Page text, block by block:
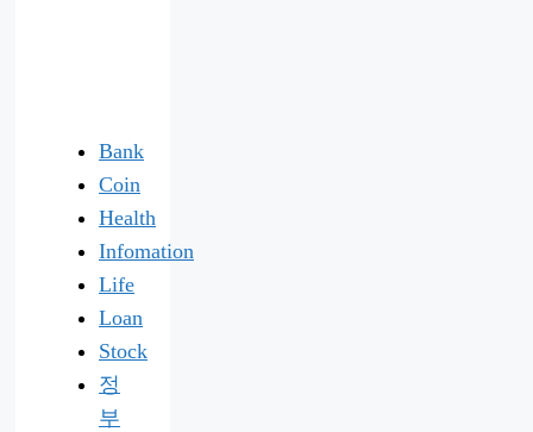
Bank
Coin
Health
Infomation
Life
Loan
Stock
정
부